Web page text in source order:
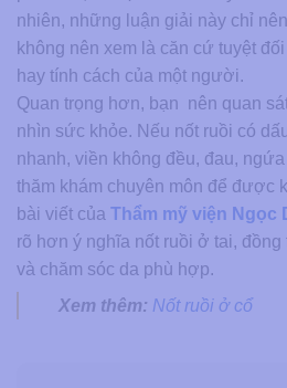
nhiên, những luận giải này chỉ
không nên xem là căn cứ tuyệt
hay tính cách của một người.
Quan trọng hơn, bạn nên quan
nhìn sức khỏe. Nếu nốt ruồi có
nhanh, viền không đều, đau,
thăm khám chuyên môn để được
bài viết của Thẩm mỹ viện Ngọc
rõ hơn ý nghĩa nốt ruồi ở tai,
và chăm sóc da phù hợp.
Xem thêm: Nốt ruồi ở cổ